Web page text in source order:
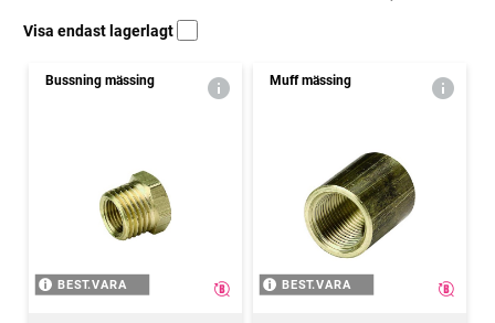
Visa endast lagerlagt
Bussning mässing
BEST.VARA
Muff mässing
BEST.VARA